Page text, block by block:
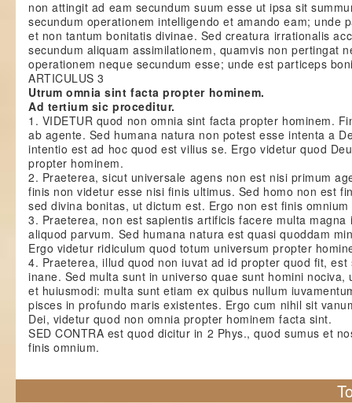
non attingit ad eam secundum suum esse ut ipsa sit
secundum operationem intelligendo et amando eam; unde
et non tantum bonitatis divinae. Sed creatura irrationalis
secundum aliquam assimilationem, quamvis non pertingat
operationem neque secundum esse; unde est particeps
ARTICULUS 3
Utrum omnia sint facta propter hominem.
Ad tertium sic proceditur.
1. VIDETUR quod non omnia sint facta propter hominem.
ab agente. Sed humana natura non potest esse intenta a
intentio est ad hoc quod est vilius se. Ergo videtur quod
propter hominem.
2. Praeterea, sicut universale agens non est nisi primum
finis non videtur esse nisi finis ultimus. Sed homo non est
sed divina bonitas, ut dictum est. Ergo non est finis
3. Praeterea, non est sapientis artificis facere multa magna
aliquod parvum. Sed humana natura est quasi quoddam
Ergo videtur ridiculum quod totum universum propter
4. Praeterea, illud quod non iuvat ad id propter quod fit, est
inane. Sed multa sunt in universo quae sunt homini nociva,
et huiusmodi: multa sunt etiam ex quibus nullum
pisces in profundo maris existentes. Ergo cum nihil sit
Dei, videtur quod non omnia propter hominem facta sint.
SED CONTRA est quod dicitur in 2 Phys., quod sumus et
finis omnium.